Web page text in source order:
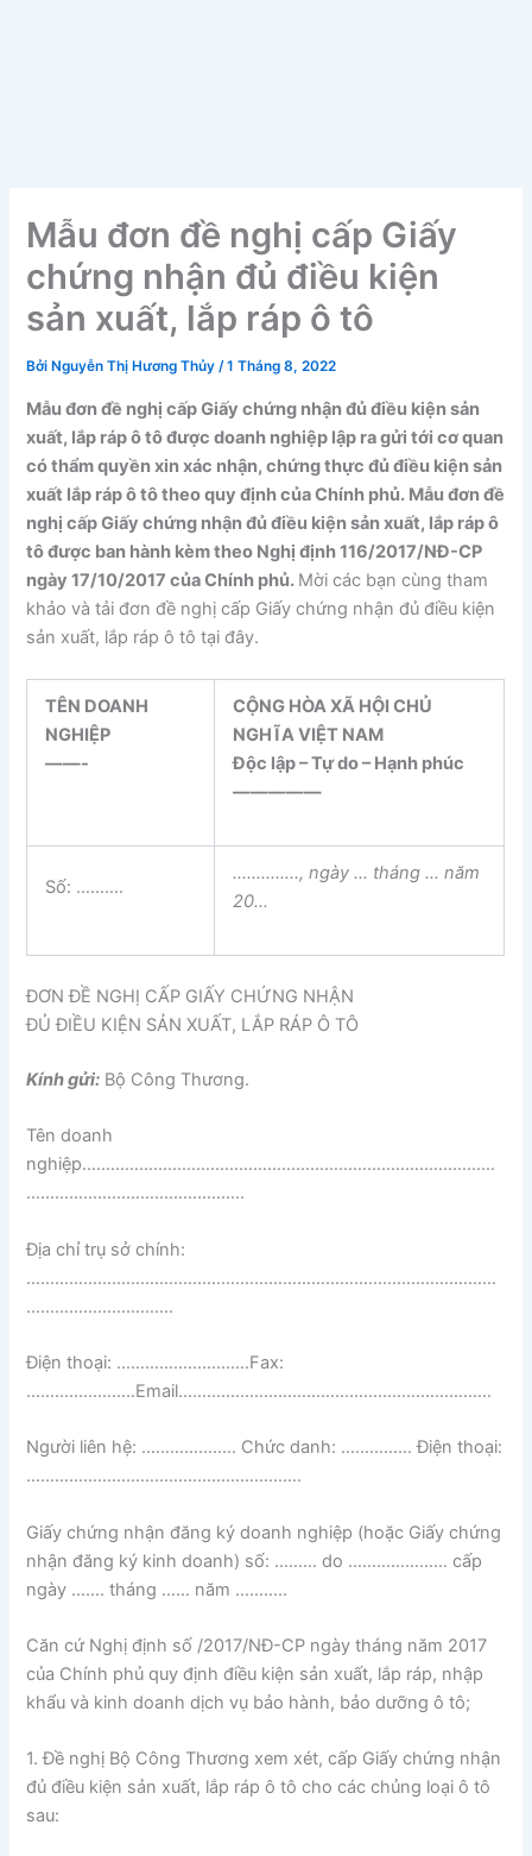
Mẫu đơn đề nghị cấp Giấy
chứng nhận đủ điều kiện
sản xuất, lắp ráp ô tô
Bởi Nguyễn Thị Hương Thủy/1 Tháng 8, 2022
Mẫu đơn đề nghị cấp Giấy chứng nhận đủ điều kiện sản
xuất, lắp ráp ô tô được doanh nghiệp lập ra gửi tới cơ quan
có thẩm quyền xin xác nhận, chứng thực đủ điều kiện sản
xuất lắp ráp ô tô theo quy định của Chính phủ. Mẫu đơn đề
nghị cấp Giấy chứng nhận đủ điều kiện sản xuất, lắp ráp ô
tô được ban hành kèm theo Nghị định 116/2017/NĐ-CP
ngày 17/10/2017 của Chính phủ. Mời các bạn cùng tham
khảo và tải đơn đề nghị cấp Giấy chứng nhận đủ điều kiện
sản xuất, lắp ráp ô tô tại đây.
TÊN DOANH
NGHIỆP
——-
CỘNG HÒA XÃ HỘI CHỦ
NGHĨA VIỆT NAM
Độc lập – Tự do – Hạnh phúc
—————
Số: ……….
………….., ngày … tháng … năm
20…
ĐƠN ĐỀ NGHỊ CẤP GIẤY CHỨNG NHẬN
ĐỦ ĐIỀU KIỆN SẢN XUẤT, LẮP RÁP Ô TÔ
Kính gửi: Bộ Công Thương.
Tên doanh
nghiệp……………………………………………………………………………
……………………………………….
Địa chỉ trụ sở chính:
………………………………………………………………………………………
………………………….
Điện thoại: ……………………….Fax:
…………………..Email…………………………………………………………
Người liên hệ: ……………….. Chức danh: …………… Điện thoại:
………………………………………………….
Giấy chứng nhận đăng ký doanh nghiệp (hoặc Giấy chứng
nhận đăng ký kinh doanh) số: ……… do ………………… cấp
ngày ……. tháng …… năm ………..
Căn cứ Nghị định số /2017/NĐ-CP ngày tháng năm 2017
của Chính phủ quy định điều kiện sản xuất, lắp ráp, nhập
khẩu và kinh doanh dịch vụ bảo hành, bảo dưỡng ô tô;
1. Đề nghị Bộ Công Thương xem xét, cấp Giấy chứng nhận
đủ điều kiện sản xuất, lắp ráp ô tô cho các chủng loại ô tô
sau: